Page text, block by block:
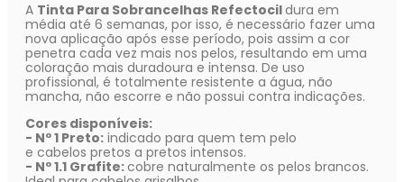
A Tinta Para Sobrancelhas Refectocildura em
média até 6 semanas, por isso, é necessário fazer uma
nova aplicação após esse período, pois assim a cor
penetra cada vez mais nos pelos, resultando em uma
coloração mais duradoura e intensa. De uso
profissional, é totalmente resistente a água, não
mancha, não escorre e não possui contra indicações.
Cores disponíveis:
- Nº 1 Preto: indicado para quem tem pelo
e cabelos pretos a pretos intensos.
- Nº 1.1 Grafite:cobre naturalmente os pelos brancos.